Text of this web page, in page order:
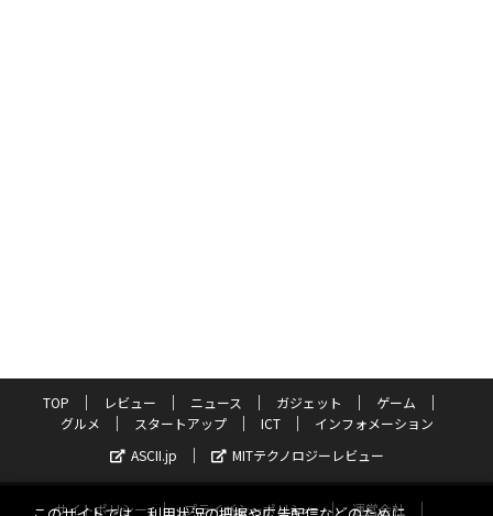
TOP レビュー ニュース ガジェット
ゲーム
グルメ
スタートアップ ICT
インフォメーション
ASCII.jp
MITテクノロジーレビュー
サイトポリシー プライバシーポリシー 運営会社